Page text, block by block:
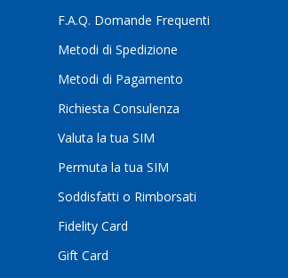
F.A.Q. Domande Frequenti
Metodi di Spedizione
Metodi di Pagamento
Richiesta Consulenza
Valuta la tua SIM
Permuta la tua SIM
Soddisfatti o Rimborsati
Fidelity Card
Gift Card